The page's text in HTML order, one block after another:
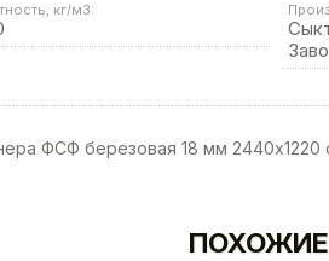
кг/м3:
ФСФ березовая 18 мм 2440х1220
ПОХОЖИЕ